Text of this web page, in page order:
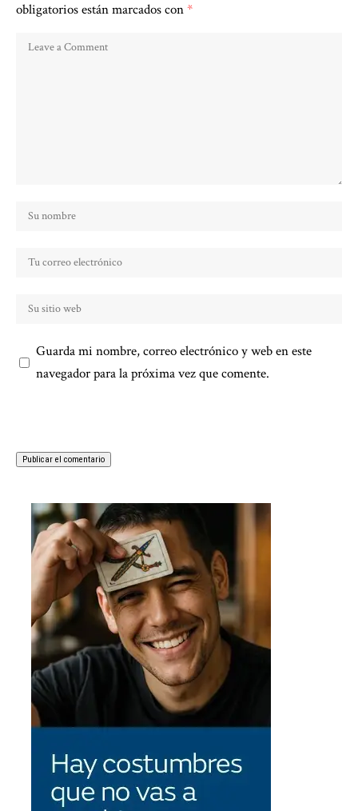
obligatorios están marcados con*
Guarda mi nombre, correo electrónico y web en este
navegador para la próxima vez que comente.